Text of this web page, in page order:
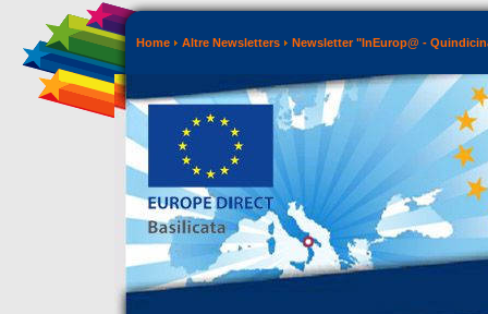
Home Altre Newsletters Newsletter "InEurop@ -